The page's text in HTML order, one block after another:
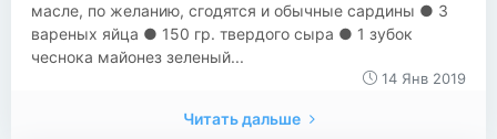
масле, по желанию, сгодятся и обычные сардины ● 3
вареных яйца ● 150 гр. твердого сыра ● 1 зубок
чеснока майонез зеленый...
14 Янв 2019
Читать дальше